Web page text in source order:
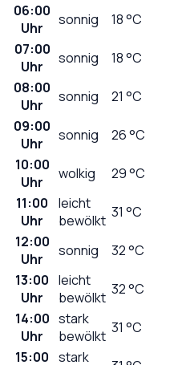
06:00
Uhr
sonnig 18°C
07:00
Uhr
sonnig 18°C
08:00
Uhr
sonnig 21 °C
09:00
Uhr
sonnig 26°C
10:00
Uhr
wolkig 29°C
11:00
Uhr
leicht
bewölkt 31 °C
12:00
Uhr
sonnig 32°C
13:00
Uhr
leicht
bewölkt 32°C
14:00
Uhr
stark
bewölkt 31 °C
15:00 stark